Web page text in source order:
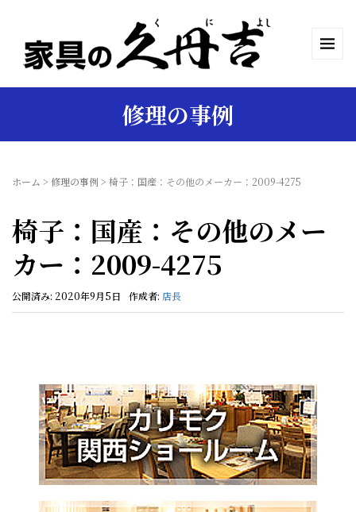
修理の事例
ホーム > 修理の事例 > 椅子：国産：その他のメーカー：2009-4275
椅子：国産：その他のメー
カー：2009-4275
公開済み: 2020年9月5日 作成者: 店長